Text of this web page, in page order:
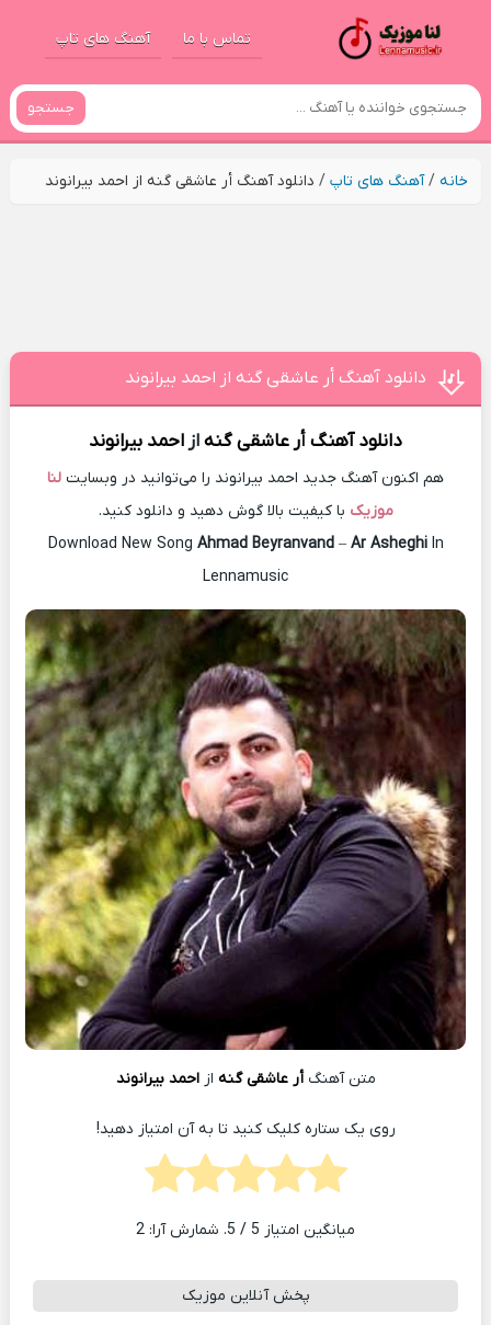
تماس با ما آهنگ های تاپ
جستجو
خانه/آهنگ های تاپ/ دانلود آهنگ أر عاشقی گنه از احمد بیرانوند
دانلود آهنگ أر عاشقی گنه از احمد بیرانوند
دانلود آهنگأر عاشقی گنهازاحمد بیرانوند
هم اکنون آهنگ جدید احمد بیرانوند را می‌توانید در وبسایت لنا
موزیک با کیفیت بالا گوش دهید و دانلود کنید.
Download New Song Ahmad Beyranvand– Ar AsheghiIn
Lennamusic
متن آهنگأر عاشقی گنه ازاحمد بیرانوند
روی یک ستاره کلیک کنید تا به آن امتیاز دهید!
میانگین امتیاز 5 / 5. شمارش آرا: 2
پخش آنلاین موزیک